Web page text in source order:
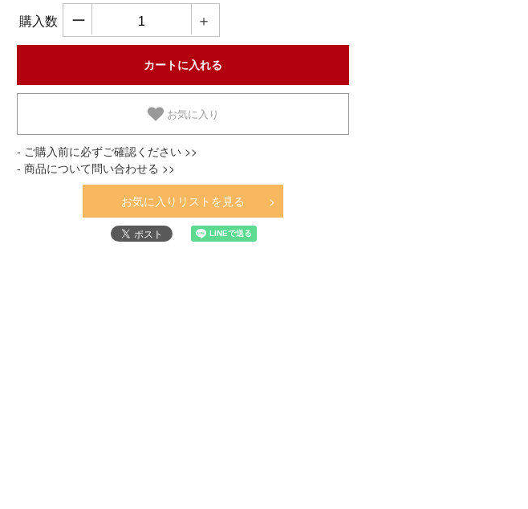
購入数 ー ＋
お気に入り
- ご購入前に必ずご確認ください >>
- 商品について問い合わせる >>
お気に入りリストを見る